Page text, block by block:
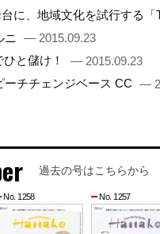
に、地域文化を試行する「
ニ — 2015.09.23
と儲け！
— 2015.09.23
ーチチェンジベース CC —
過去の号はこちらから
No. 1258 No. 1257